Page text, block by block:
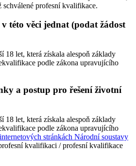
schválené profesní kvalifikace.
této věci jednat (podat žádost
18 let, která získala alespoň základy
podle zákona upravujícího
a postup pro řešení životní
18 let, která získala alespoň základy
podle zákona upravujícího
internetových stránkách Národní soustavy
kvalifikaci / profesní kvalifikace